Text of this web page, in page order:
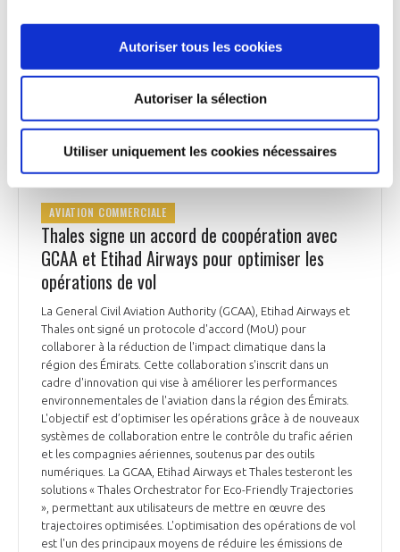
Autoriser tous les cookies
Autoriser la sélection
Utiliser uniquement les cookies nécessaires
France Bleu du 13 mars
AVIATION COMMERCIALE
AVIATION COMMERCIALE
Thales signe un accord de coopération avec
GCAA et Etihad Airways pour optimiser les
opérations de vol
La General Civil Aviation Authority (GCAA), Etihad Airways et
Thales ont signé un protocole d'accord (MoU) pour
collaborer à la réduction de l'impact climatique dans la
région des Émirats. Cette collaboration s'inscrit dans un
cadre d'innovation qui vise à améliorer les performances
environnementales de l'aviation dans la région des Émirats.
L'objectif est d’optimiser les opérations grâce à de nouveaux
systèmes de collaboration entre le contrôle du trafic aérien
et les compagnies aériennes, soutenus par des outils
numériques. La GCAA, Etihad Airways et Thales testeront les
solutions « Thales Orchestrator for Eco-Friendly Trajectories
», permettant aux utilisateurs de mettre en œuvre des
trajectoires optimisées. L'optimisation des opérations de vol
est l'un des principaux moyens de réduire les émissions de